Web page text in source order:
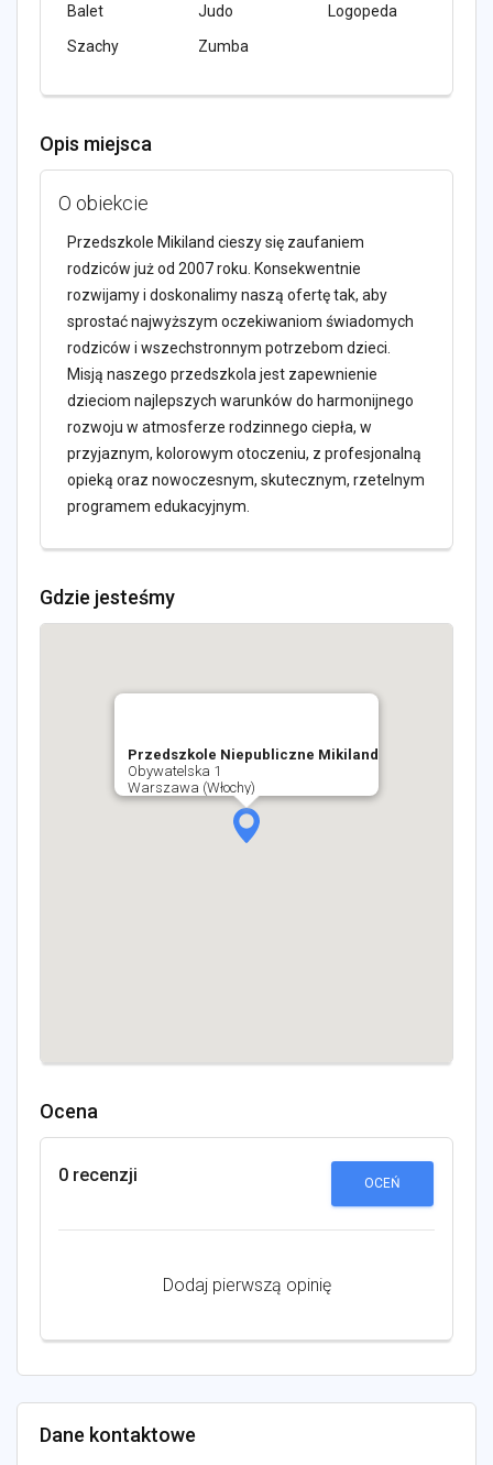
Balet Judo
Logopeda
Szachy
Zumba
Opis miejsca
O obiekcie
Przedszkole Mikiland cieszy się zaufaniem
rodziców już od 2007 roku. Konsekwentnie
rozwijamy i doskonalimy naszą ofertę tak, aby
sprostać najwyższym oczekiwaniom świadomych
rodziców i wszechstronnym potrzebom dzieci.
Misją naszego przedszkola jest zapewnienie
dzieciom najlepszych warunków do harmonijnego
rozwoju w atmosferze rodzinnego ciepła, w
przyjaznym, kolorowym otoczeniu, z profesjonalną
opieką oraz nowoczesnym, skutecznym, rzetelnym
programem edukacyjnym.
Gdzie jesteśmy
Przedszkole Niepubliczne Mikiland
Obywatelska 1
Warszawa (Włochy)
Ocena
0 recenzji OCEŃ
Dodaj pierwszą opinię
Dane kontaktowe